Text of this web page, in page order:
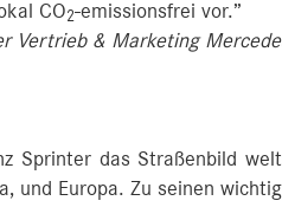
CO2-emissionsfrei vor.”
Vertrieb & Marketing
Sprinter das Straßenbild
und Europa. Zu seinen